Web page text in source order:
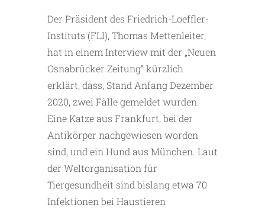
Der Präsident des Friedrich-Loeffler-
Instituts (FLI), Thomas Mettenleiter,
hat in einem Interview mit der „Neuen
Osnabrücker Zeitung“ kürzlich
erklärt, dass, Stand Anfang Dezember
2020, zwei Fälle gemeldet wurden.
Eine Katze aus Frankfurt, bei der
Antikörper nachgewiesen worden
sind, und ein Hund aus München. Laut
der Weltorganisation für
Tiergesundheit sind bislang etwa 70
Infektionen bei Haustieren